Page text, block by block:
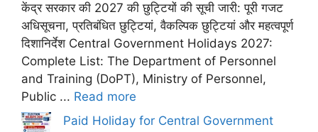
केंद्र सरकार की 2027 की छुट्टियों की सूची जारी: पूरी गजट
अधिसूचना, प्रतिबंधित छुट्टियां, वैकल्पिक छुट्टियां और महत्वपूर्ण
दिशानिर्देश Central Government Holidays 2027:
Complete List: The Department of Personnel
and Training (DoPT), Ministry of Personnel,
Public ... Read more
Paid Holiday for Central Government